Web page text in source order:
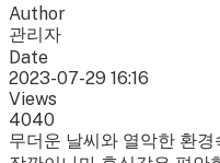
Author
관리자
Date
2023-07-29 16:16
Views
4040
무더운 날씨와 열악한 환